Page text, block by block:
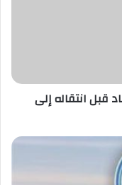
قبل انتقاله إلى